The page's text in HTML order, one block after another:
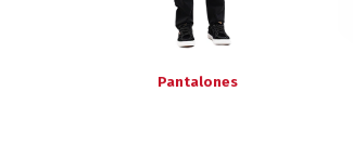
Pantalones